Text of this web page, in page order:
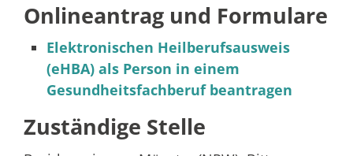
Onlineantrag und Formulare
Elektronischen Heilberufsausweis
(eHBA) als Person in einem
Gesundheitsfachberuf beantragen
Zuständige Stelle